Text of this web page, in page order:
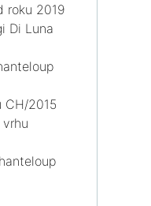
roku 2019
Di Luna
CH/2015